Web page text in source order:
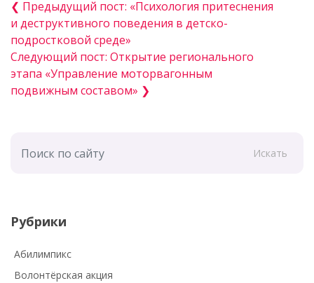
❮ Предыдущий пост: «Психология притеснения
и деструктивного поведения в детско-
подростковой среде»
Следующий пост: Открытие регионального
этапа «Управление моторвагонным
подвижным составом» ❯
Искать
Рубрики
Абилимпикс
Волонтёрская акция